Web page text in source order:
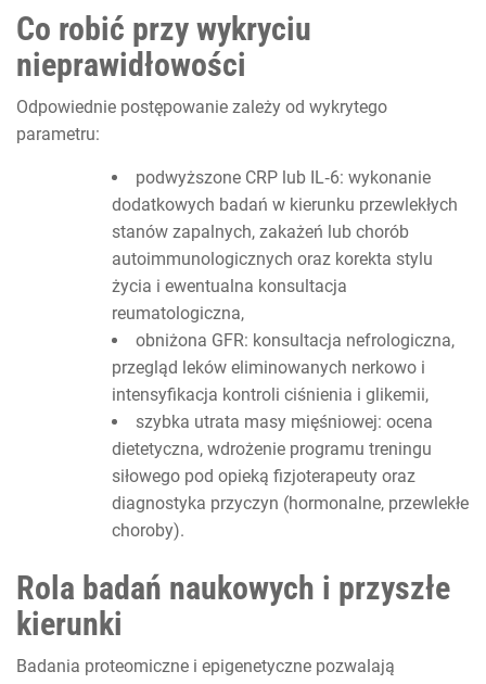
Co robić przy wykryciu
nieprawidłowości
Odpowiednie postępowanie zależy od wykrytego
parametru:
podwyższone CRP lub IL‑6: wykonanie
dodatkowych badań w kierunku przewlekłych
stanów zapalnych, zakażeń lub chorób
autoimmunologicznych oraz korekta stylu
życia i ewentualna konsultacja
reumatologiczna,
obniżona GFR: konsultacja nefrologiczna,
przegląd leków eliminowanych nerkowo i
intensyfikacja kontroli ciśnienia i glikemii,
szybka utrata masy mięśniowej: ocena
dietetyczna, wdrożenie programu treningu
siłowego pod opieką fizjoterapeuty oraz
diagnostyka przyczyn (hormonalne, przewlekłe
choroby).
Rola badań naukowych i przyszłe
kierunki
Badania proteomiczne i epigenetyczne pozwalają